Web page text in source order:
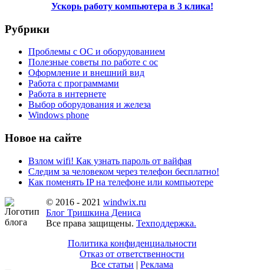
Ускорь работу компьютера в 3 клика!
Рубрики
Проблемы с ОС и оборудованием
Полезные советы по работе с ос
Оформление и внешний вид
Работа с программами
Работа в интернете
Выбор оборудования и железа
Windows phone
Новое на сайте
Взлом wifi! Как узнать пароль от вайфая
Следим за человеком через телефон бесплатно!
Как поменять IP на телефоне или компьютере
© 2016 - 2021 windwix.ru
Блог Тришкина Дениса
Все права защищены. Техподдержка.
Политика конфиденциальности
Отказ от ответственности
Все статьи | Реклама